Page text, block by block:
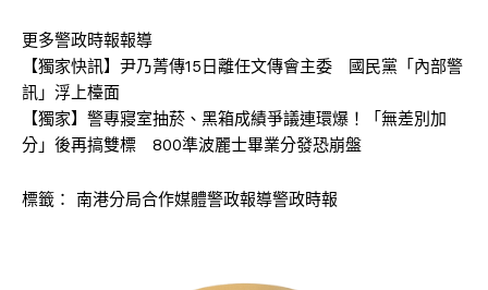
更多警政時報報導
【獨家快訊】尹乃菁傳15日離任文傳會主委 國民黨「內部警
訊」浮上檯面
【獨家】警專寢室抽菸、黑箱成績爭議連環爆！「無差別加
分」後再搞雙標 800準波麗士畢業分發恐崩盤
標籤： 南港分局合作媒體警政報導警政時報